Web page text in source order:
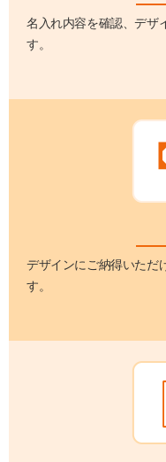
名入れ内容を確認、デザ
す。
デザインにご納得いただ
す。